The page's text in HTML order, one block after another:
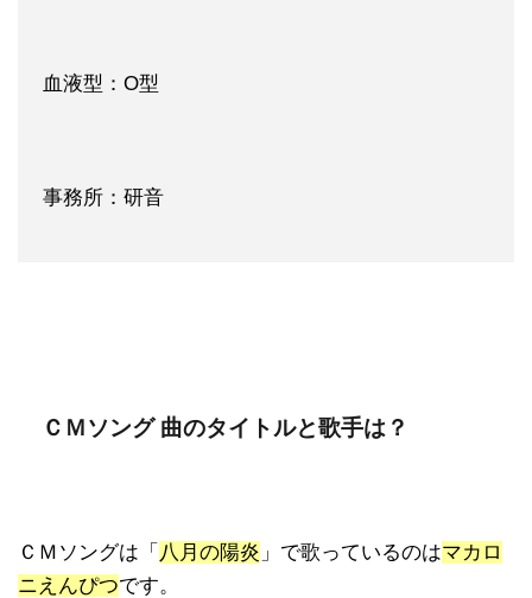
血液型：O型
事務所：研音
ＣＭソング 曲のタイトルと歌手は？
ＣＭソングは「 八月の陽炎 」で歌っているのはマカロ
ニえんぴつです。